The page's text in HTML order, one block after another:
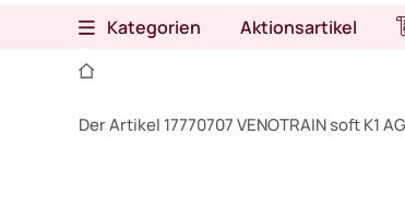
Kategorien Aktionsartikel
Der Artikel 17770707 VENOTRAIN soft K1